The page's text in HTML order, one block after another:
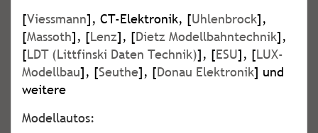
[Viessmann], CT-Elektronik, [Uhlenbrock],
[Massoth], [Lenz], [Dietz Modellbahntechnik],
[LDT (Littfinski Daten Technik)], [ESU], [LUX-
Modellbau], [Seuthe], [Donau Elektronik] und
weitere
Modellautos: